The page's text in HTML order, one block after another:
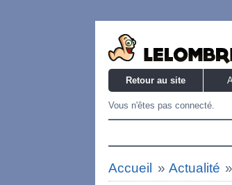
Retour au site
Vous n'êtes pas connecté.
Accueil » Actualité